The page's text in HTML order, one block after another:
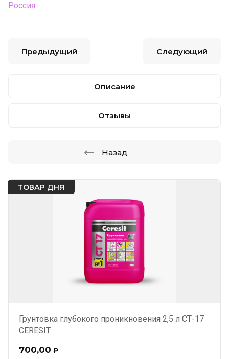
ТОВАР ДНЯ
Грунтовка глубокого проникновения 2,5 л СТ-17
CERESIT
700,00 ₽
Россия
Предыдущий Следующий
Описание
Отзывы
Назад